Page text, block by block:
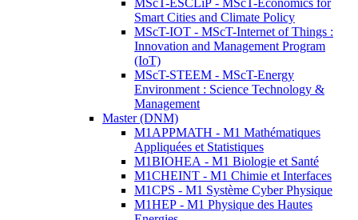
MScT-ESCLiP - MScT-Economics for
Smart Cities and Climate Policy
MScT-IOT - MScT-Internet of Things :
Innovation and Management Program
(IoT)
MScT-STEEM - MScT-Energy
Environment : Science Technology &
Management
Master (DNM)
M1APPMATH - M1 Mathématiques
Appliquées et Statistiques
M1BIOHEA - M1 Biologie et Santé
M1CHEINT - M1 Chimie et Interfaces
M1CPS - M1 Système Cyber Physique
M1HEP - M1 Physique des Hautes